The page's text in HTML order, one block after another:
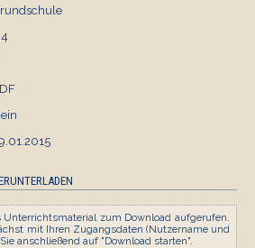
Unterrichtsmaterial zum Download aufgerufen.
mit Ihren Zugangsdaten (Nutzername und
anschließend auf "Download starten".